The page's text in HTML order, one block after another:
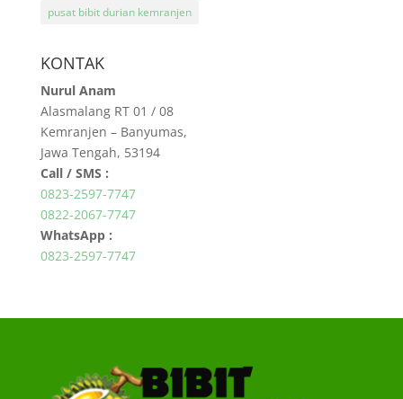
pusat bibit durian kemranjen
KONTAK
Nurul Anam
Alasmalang RT 01 / 08
Kemranjen – Banyumas,
Jawa Tengah, 53194
Call / SMS :
0823-2597-7747
0822-2067-7747
WhatsApp :
0823-2597-7747